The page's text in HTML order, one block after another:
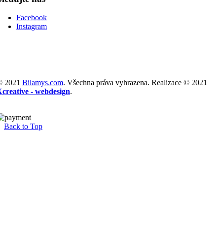
Facebook
Instagram
2021 Bilamys.com. Všechna práva vyhrazena. Realizace © 2021
- webdesign.
Back to Top